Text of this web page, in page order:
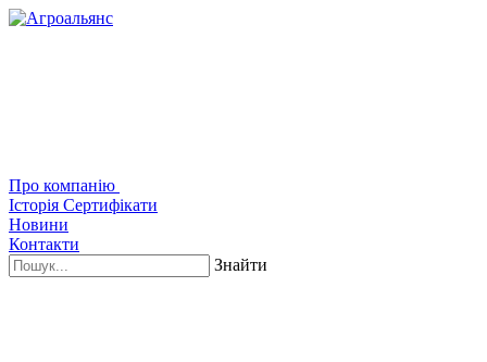
Про компанію
Історія Сертифікати
Новини
Контакти
Знайти